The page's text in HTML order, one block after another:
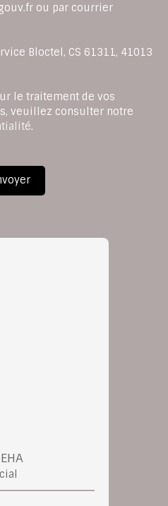
ou par courrier
Bloctel, CS 61311, 41013
le traitement de vos
veuillez consulter notre
.